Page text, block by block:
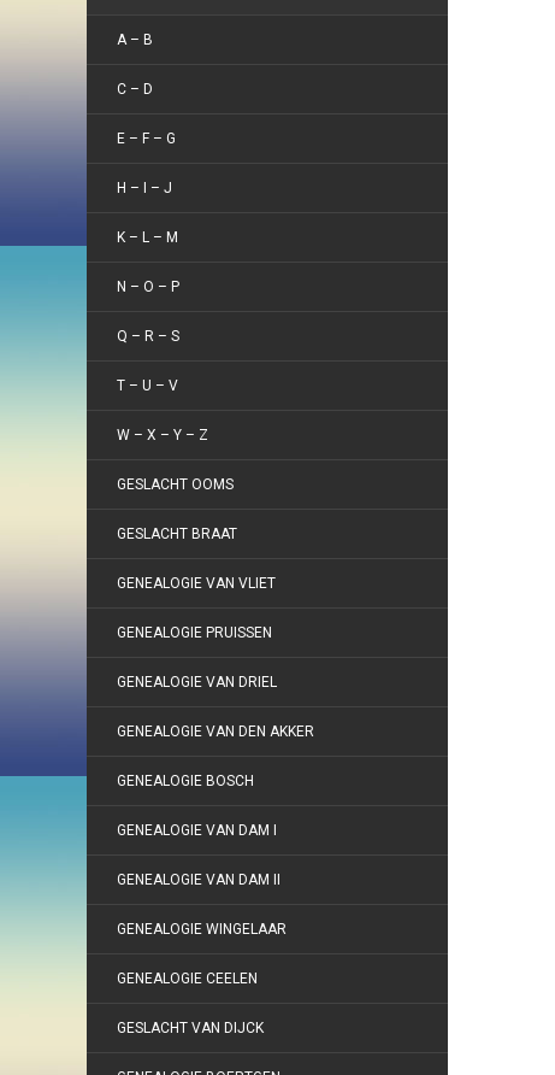
A – B
C – D
E – F – G
H – I – J
K – L – M
N – O – P
Q – R – S
T – U – V
W – X – Y – Z
GESLACHT OOMS
GESLACHT BRAAT
GENEALOGIE VAN VLIET
GENEALOGIE PRUISSEN
GENEALOGIE VAN DRIEL
GENEALOGIE VAN DEN AKKER
GENEALOGIE BOSCH
GENEALOGIE VAN DAM I
GENEALOGIE VAN DAM II
GENEALOGIE WINGELAAR
GENEALOGIE CEELEN
GESLACHT VAN DIJCK